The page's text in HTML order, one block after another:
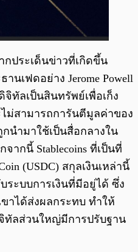
กประเด็นข่าวที่เกิดขึ้น
นเฟดอย่าง Jerome Powell
จิทัลเป็นสินทรัพย์เพื่อเก็ง
ม่สามารถการันตีมูลค่าของ
นำมาใช้เป็นสื่อกลางใน
ากนี้ Stablecoins ที่เป็นที่
(USDC) สกุลเงินเหล่านี้
ระบบการเงินที่มีอยู่ได้ ซึ่ง
าได้ส่งผลกระทบ ทำให้
ทัลส่วนใหญ่มีการปรับฐาน